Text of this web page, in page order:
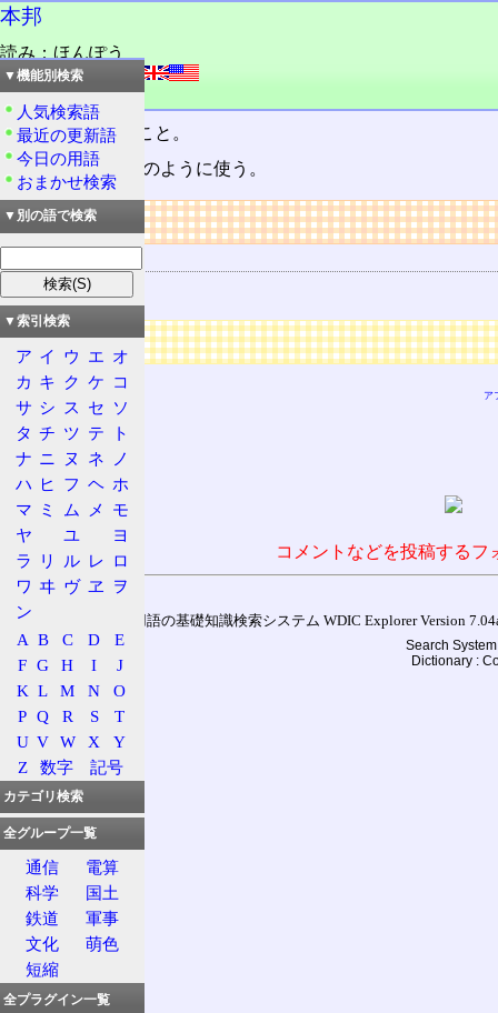
本邦
読み：ほんぽう
外語：our country
品詞：名詞
我が国。日本のこと。
「本邦初公開!」のように使う。
リンク
日本国
広告
ア
コメントなどを投稿する
通信用語の基礎知識検索システム WDIC Explorer Version
Search
Dictionary :
▼機能別検索
人気検索語
最近の更新語
今日の用語
おまかせ検索
▼別の語で検索
▼索引検索
ア イ ウ エ オ
カ キ ク ケ コ
サ シ ス セ ソ
タ チ ツ テ
ト
ナ ニ ヌ ネ
ノ
ハ ヒ フ ヘ ホ
マ ミ ム メ
モ
ヤ
ユ
ヨ
ラ
リ ル レ ロ
ワ ヰ ヴ ヱ
ヲ
ン
A B C D
E
F G H I
J
K L M N
O
P Q R S
T
U V W X
Y
Z
数字 記号
カテゴリ検索
全グループ一覧
通信
電算
科学
国土
鉄道
軍事
文化
萌色
短縮
全プラグイン一覧